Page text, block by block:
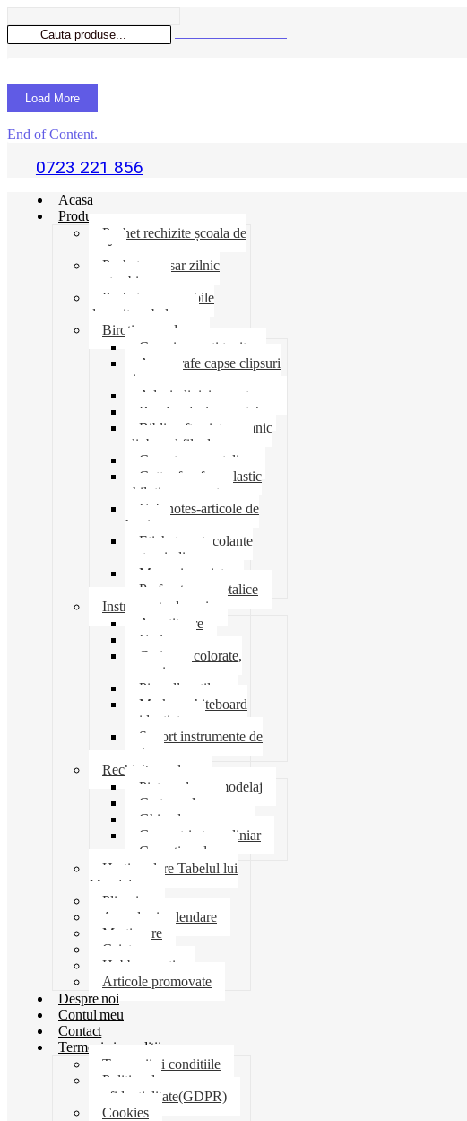
Load More
End of Content.
0723 221 856
Acasa
Produse
Pachet rechizite școala de
vară
Pachet necesar zilnic
pentru birou
Pachet consumabile
depozit-ambalare
Birotica-produse
Cosuri suporti tavite
Ace agrafe capse clipsuri
pioneze
Adeziv lipici corectoare
Banda adeziva-scotch
Biblioraft caiet mecanic
clipboard file dosare
Capsatoare metalice
Cutter foarfeca elastic
ghilotina magnet
Cub notes-articole de
hartie
Etichete autocolante
carton indigo
Mape si serviete
Perforatoare metalice
Instrumente de scris
Ascutitoare
Carioca
Creioane colorate,
mecanice
Pix roller stilou
Marker whiteboard
evidentiator
Suport instrumente de
scris
Rechizite scolare
Pictura desen modelaj
Creta scolara
Ghiozdane penare
Geometrie trusa liniar
Coperti scolare
Harti scolare Tabelul lui
Mendeleev
Plicuri
Agende si calendare
Martisoare
Caiete
Hobby creatie
Articole promovate
Despre noi
Contul meu
Contact
Termeni si conditii
Termenii si conditiile
Politica de
confidentialitate(GDPR)
Cookies